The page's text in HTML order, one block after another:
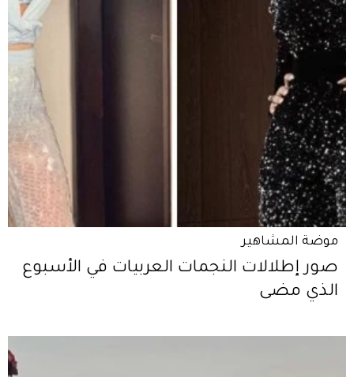
موضة المشاهير
صور إطلالات النجمات العربيات في الأسبوع
الذي مضى